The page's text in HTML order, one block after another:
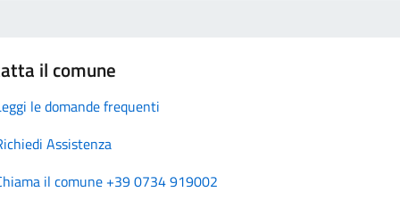
il comune
le domande frequenti
Assistenza
il comune +39 0734 919002